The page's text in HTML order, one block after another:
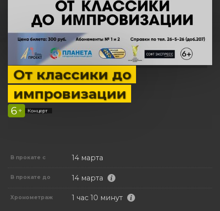
От классики до
импровизации
6 + Концерт
В прокате с 14 марта
В прокате до 14 марта
Хронометраж 1 час 10 минут